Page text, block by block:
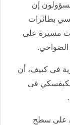
إن
بطائرات
مسيرة على
في كييف، أن
في
على سطح